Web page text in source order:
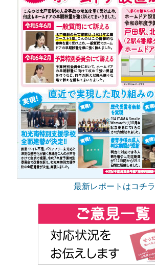
最新レポートはコチラ